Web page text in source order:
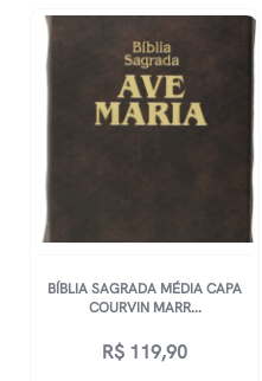
BÍBLIA SAGRADA MÉDIA CAPA
COURVIN MARR...
R$ 119,90